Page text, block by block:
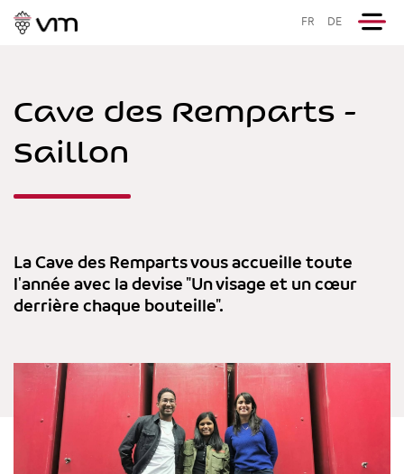
FR DE
Cave des Remparts -
Saillon
La Cave des Remparts vous accueille toute
l'année avec la devise "Un visage et un cœur
derrière chaque bouteille".